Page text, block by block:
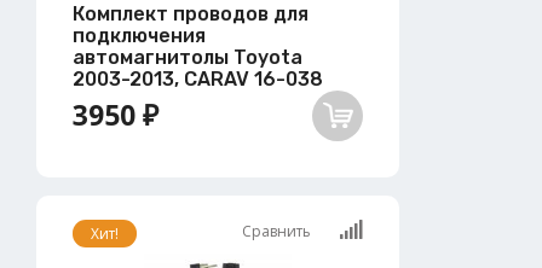
Комплект проводов для
подключения
автомагнитолы Toyota
2003-2013, CARAV 16-038
3950 ₽
Хит! Сравнить